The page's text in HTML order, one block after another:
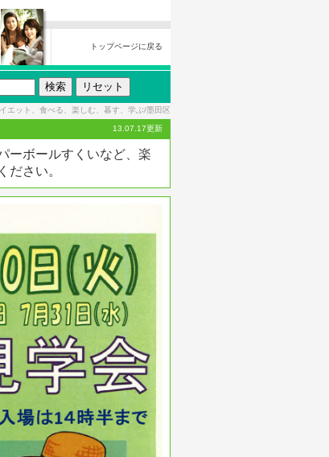
トップページに戻る
エット、食べる、楽しむ、暮す、学ぶ/墨田区
13.07.17更新
ーボールすくいなど、楽
ださい。